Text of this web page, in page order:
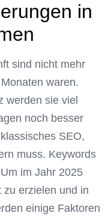
in
sind nicht mehr
waren.
werden sie viel
noch besser
SEO,
muss. Keywords
im Jahr 2025
erzielen und in
einige Faktoren